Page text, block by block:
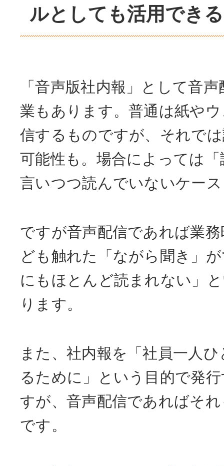
ルとしても活用できる
「音声版社内報」として音
業もあります。普通は紙や
信するものですが、それで
可能性も。場合によっては
言いつつ読んでいないケー
ですが音声配信であれば業
ども触れた「ながら聞き」
にもほとんど読まれない」
ります。
また、社内報を「社員一人
るために」という目的で発
すが、音声配信であればそ
です。